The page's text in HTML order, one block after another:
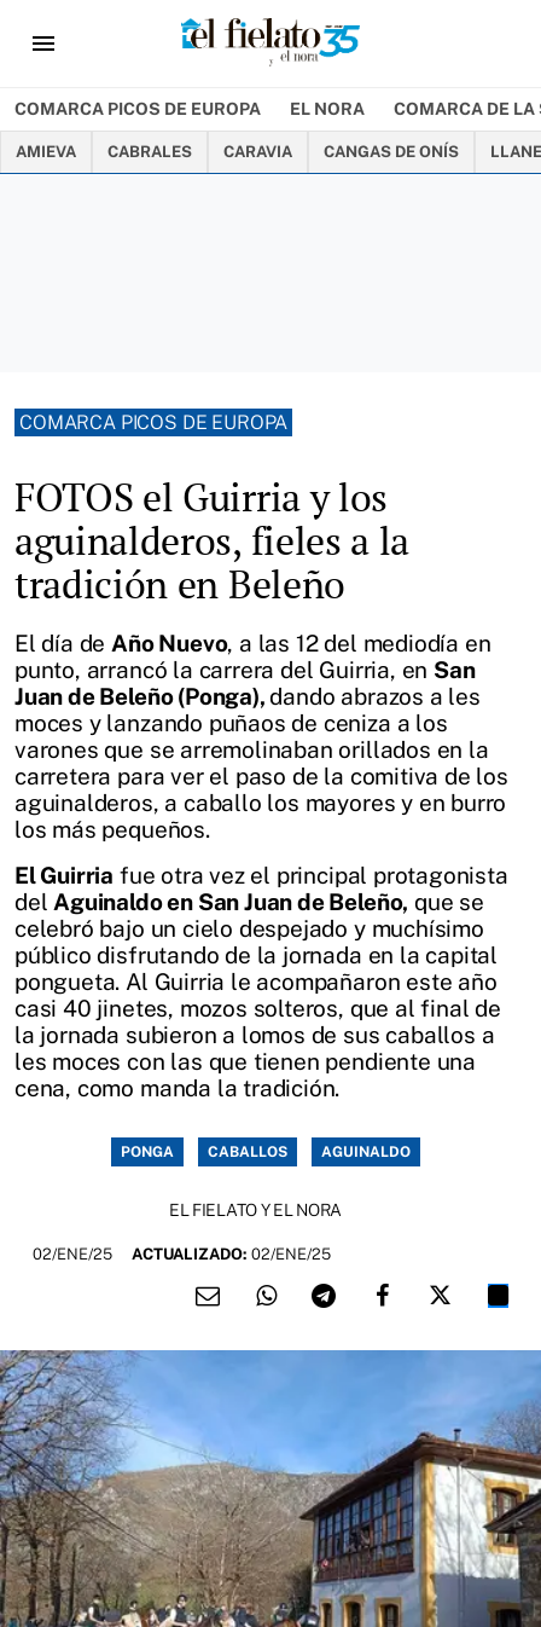
menu
COMARCA PICOS DE EUROPA EL NORA COMARCA DE LA
AMIEVA CABRALES CARAVIA CANGAS DE ONÍS
COMARCA PICOS DE EUROPA
FOTOS el Guirria y los
aguinalderos, fieles a la
tradición en Beleño
El día de Año Nuevo, a las 12 del mediodía en
punto, arrancó la carrera del Guirria, en San
Juan de Beleño (Ponga), dando abrazos a les
moces y lanzando puñaos de ceniza a los
varones que se arremolinaban orillados en la
carretera para ver el paso de la comitiva de los
aguinalderos, a caballo los mayores y en burro
los más pequeños.
El Guirria fue otra vez el principal protagonista
del Aguinaldo en San Juan de Beleño, que se
celebró bajo un cielo despejado y muchísimo
público disfrutando de la jornada en la capital
pongueta. Al Guirria le acompañaron este año
casi 40 jinetes, mozos solteros, que al final de
la jornada subieron a lomos de sus caballos a
les moces con las que tienen pendiente una
cena, como manda la tradición.
PONGA CABALLOS AGUINALDO
EL FIELATO Y EL NORA
02/ENE/25 ACTUALIZADO: 02/ENE/25